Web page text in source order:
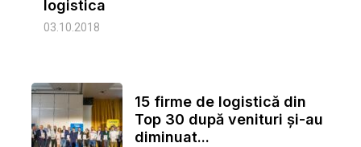
logistica
03.10.2018
15 firme de logistică din
Top 30 după venituri și-au
diminuat...